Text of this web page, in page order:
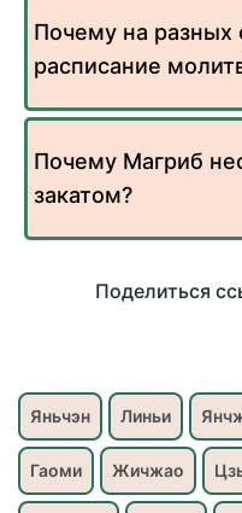
Почему на разных
расписание
Почему Магриб
закатом?
Поделиться
Яньчэн Линьи
Гаоми Жичжао